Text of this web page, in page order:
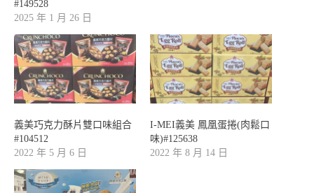
#149528
2025 年 1 月 26 日
義美巧克力酥片雙口味組合
#104512
2022 年 5 月 6 日
I-MEI義美 鳳凰蛋捲(肉鬆口
味)#125638
2022 年 8 月 14 日